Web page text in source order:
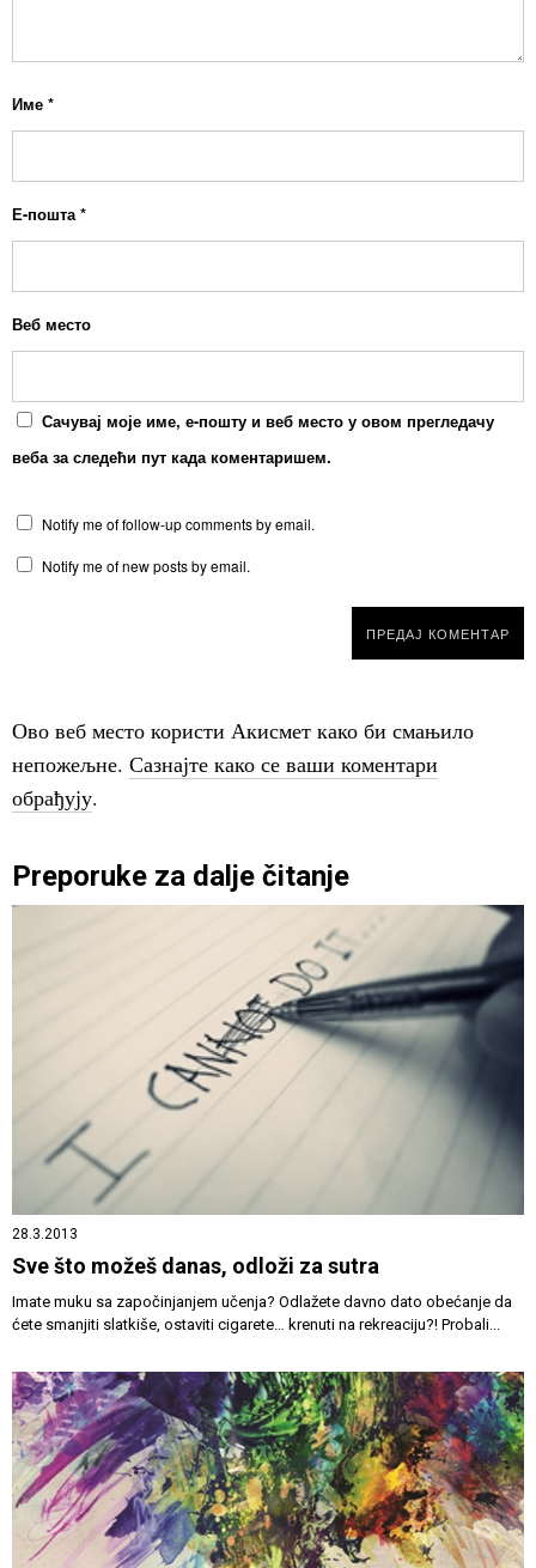
Име *
Е-пошта *
Веб место
Сачувај моје име, е-пошту и веб место у овом прегледачу
веба за следећи пут када коментаришем.
Notify me of follow-up comments by email.
Notify me of new posts by email.
Ово веб место користи Акисмет како би смањило
непожељне. Сазнајте како се ваши коментари
обрађују.
Preporuke za dalje čitanje
28.3.2013
Sve što možeš danas, odloži za sutra
Imate muku sa započinjanjem učenja? Odlažete davno dato obećanje da
ćete smanjiti slatkiše, ostaviti cigarete… krenuti na rekreaciju?! Probali...